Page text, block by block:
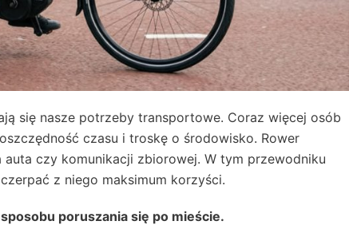
się nasze potrzeby transportowe. Coraz więcej osób
czasu i troskę o środowisko. Rower
czy komunikacji zbiorowej. W tym przewodniku
z niego maksimum korzyści.
poruszania się po mieście.